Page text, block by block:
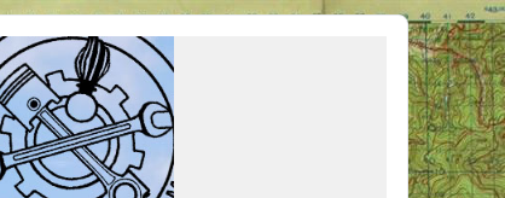
en aide, ou simplement partager vos activités.